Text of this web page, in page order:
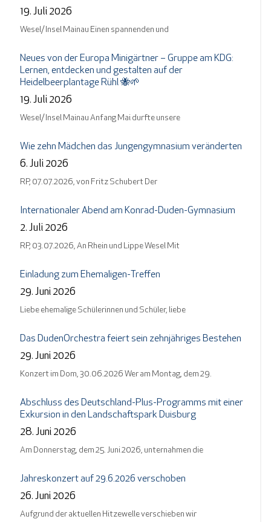
19. Juli 2026
Wesel/ Insel Mainau Einen spannenden und
Neues von der Europa Minigärtner – Gruppe am KDG:
Lernen, entdecken und gestalten auf der
Heidelbeerplantage Rühl 🐝🌱
19. Juli 2026
Wesel/ Insel Mainau Anfang Mai durfte unsere
Wie zehn Mädchen das Jungengymnasium veränderten
6. Juli 2026
RP, 07.07.2026, von Fritz Schubert Der
Internationaler Abend am Konrad-Duden-Gymnasium
2. Juli 2026
RP, 03.07.2026, An Rhein und Lippe Wesel Mit
Einladung zum Ehemaligen-Treffen
29. Juni 2026
Liebe ehemalige Schülerinnen und Schüler, liebe
Das DudenOrchestra feiert sein zehnjähriges Bestehen
29. Juni 2026
Konzert im Dom, 30.06.2026 Wer am Montag, dem 29.
Abschluss des Deutschland-Plus-Programms mit einer
Exkursion in den Landschaftspark Duisburg
28. Juni 2026
Am Donnerstag, dem 25. Juni 2026, unternahmen die
Jahreskonzert auf 29.6.2026 verschoben
26. Juni 2026
Aufgrund der aktuellen Hitzewelle verschieben wir